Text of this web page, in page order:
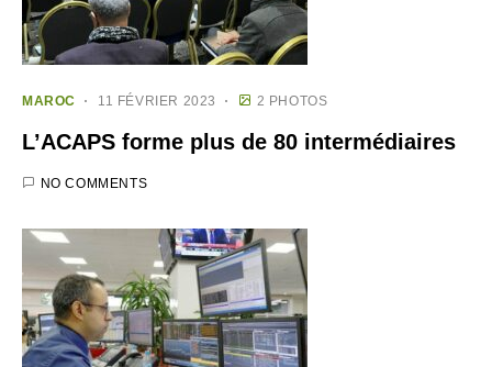
MAROC 11 FÉVRIER 2023 2 PHOTOS
L’ACAPS forme plus de 80 intermédiaires
NO COMMENTS